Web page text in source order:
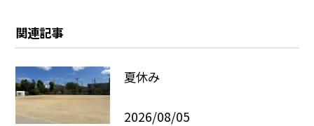
関連記事
夏休み
2026/08/05